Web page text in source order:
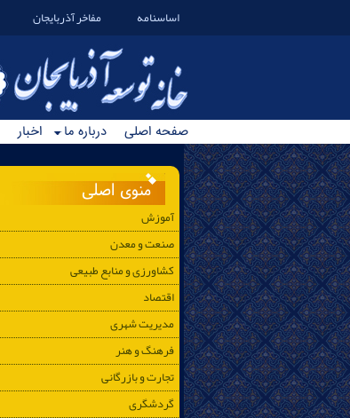
اساسنامه مفاخر آذربایجان
صفحه اصلی درباره ما اخبار
منوی اصلی
آموزش
صنعت و معدن
کشاورزی و منابع طبیعی
اقتصاد
مدیریت شهری
فرهنگ و هنر
تجارت و بازرگانی
گردشگری